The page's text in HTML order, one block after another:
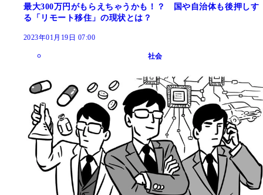
最大300万円がもらえちゃうかも！？ 国や自治体も後押しす
る「リモート移住」の現状とは？
2023年01月19日 07:00
社会